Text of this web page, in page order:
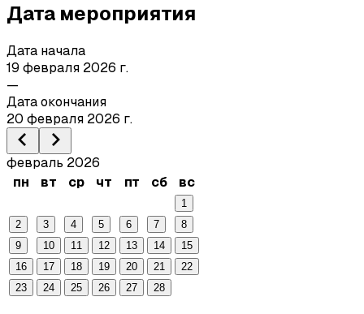
Дата мероприятия
Дата начала
19 февраля 2026 г.
—
Дата окончания
20 февраля 2026 г.
февраль 2026
пн
вт ср чт пт сб вс
1
2
3 4 5 6 7
8
9
10 11 12 13 14
15
16
17 18 19 20 21
22
23
24 25 26 27 28